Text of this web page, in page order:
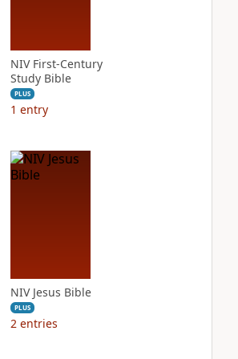
NIV First-Century
Study Bible
PLUS
1 entry
NIV Jesus Bible
PLUS
2 entries